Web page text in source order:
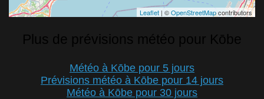
Leaflet | ©OpenStreetMapcontributors
Plus de prévisions météo pour Kōbe
Météo à Kōbe pour 5 jours
Prévisions météo à Kōbe pour 14 jours
Météo à Kōbe pour 30 jours